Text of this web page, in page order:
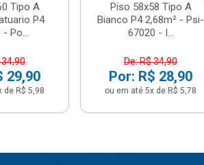
Tipo A
P4
- Po...
34,90
29,90
de R$ 5,98
Piso 58x58 Tipo A
Bianco P4 2,68m² - Psi-
67020 - I...
De: R$ 34,90
Por: R$ 28,90
ou em até 5x de R$ 5,78